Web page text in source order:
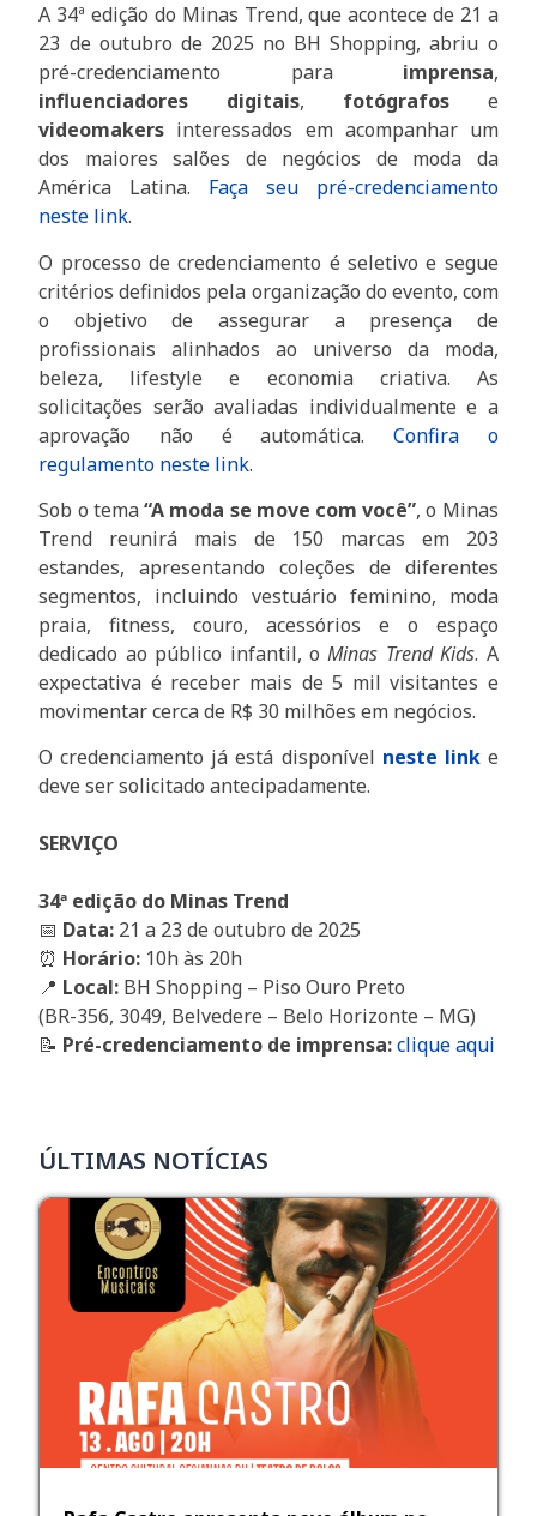
A 34ª edição do Minas Trend, que acontece de 21 a
23 de outubro de 2025 no BH Shopping, abriu o
pré-credenciamento para imprensa,
influenciadores digitais, fotógrafose
videomakers interessados em acompanhar um
dos maiores salões de negócios de moda da
América Latina. Faça seu pré-credenciamento
neste link.
O processo de credenciamento é seletivo e segue
critérios definidos pela organização do evento, com
o objetivo de assegurar a presença de
profissionais alinhados ao universo da moda,
beleza, lifestyle e economia criativa. As
solicitações serão avaliadas individualmente e a
aprovação não é automática. Confira o
regulamento neste link.
Sob o tema“A moda se move com você”, o Minas
Trend reunirá mais de 150 marcas em 203
estandes, apresentando coleções de diferentes
segmentos, incluindo vestuário feminino, moda
praia, fitness, couro, acessórios e o espaço
dedicado ao público infantil, oMinas Trend Kids. A
expectativa é receber mais de 5 mil visitantes e
movimentar cerca de R$ 30 milhões em negócios.
O credenciamento já está disponível neste linke
deve ser solicitado antecipadamente.
SERVIÇO
34ª edição do Minas Trend
📅 Data: 21 a 23 de outubro de 2025
⏰ Horário: 10h às 20h
📍 Local: BH Shopping – Piso Ouro Preto
(BR-356, 3049, Belvedere – Belo Horizonte – MG)
📝 Pré-credenciamento de imprensa:clique aqui
ÚLTIMAS NOTÍCIAS